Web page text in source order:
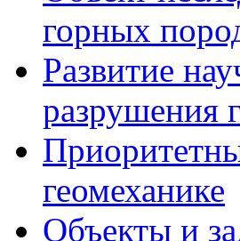
горных
Развитие
разрушения
геомеханике
Объекты и